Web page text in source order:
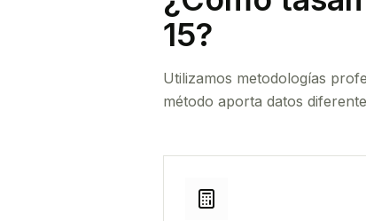
15?
Utilizamos metodologías
método aporta datos